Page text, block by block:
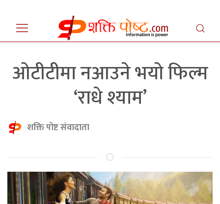
ओटीटीमा नआउने भयो फिल्म
‘राधे श्याम’
शक्ति पोष्ट संवादाता